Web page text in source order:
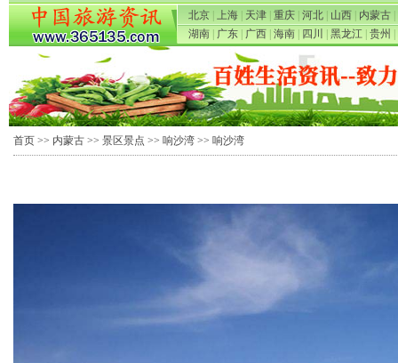
北京 上海 天津 重庆 河北 山西 内蒙古
湖南
广东 广西 海南 四川 黑龙江 贵州
首页 >> 内蒙古 >> 景区景点 >> 响沙湾 >> 响沙湾